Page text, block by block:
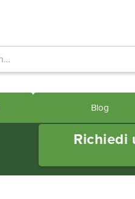
Blog
Richiedi